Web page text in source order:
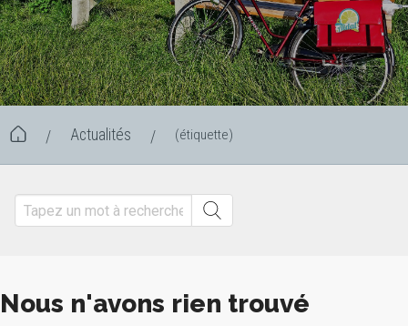
/ Actualités / (étiquette)
Nous n'avons rien trouvé